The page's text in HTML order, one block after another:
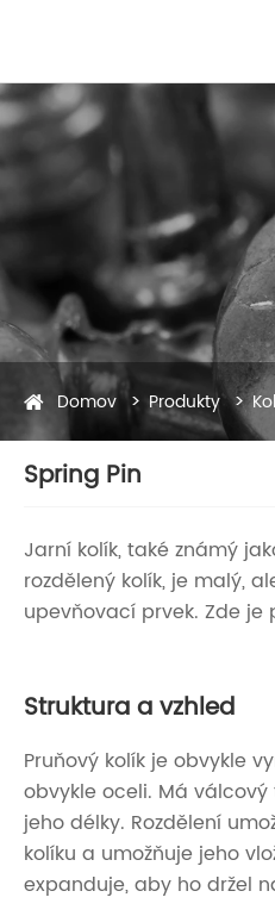
Domov Produkty
Spring Pin
Jarní kolík, také známý
rozdělený kolík, je malý,
upevňovací prvek. Zde je
Struktura a vzhled
Pruňový kolík je obvykle
obvykle oceli. Má
jeho délky. Rozdělení
kolíku a umožňuje jeho
expanduje, aby ho držel